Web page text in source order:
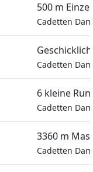
500 m
Cadetten
Cadetten
6 kleine
Cadetten
3360 m
Cadetten